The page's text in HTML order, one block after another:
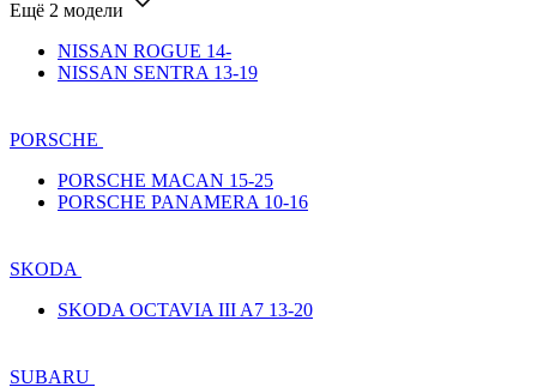
Ещё 2 модели
NISSAN ROGUE 14-
NISSAN SENTRA 13-19
PORSCHE
PORSCHE MACAN 15-25
PORSCHE PANAMERA 10-16
SKODA
SKODA OCTAVIA III A7 13-20
SUBARU